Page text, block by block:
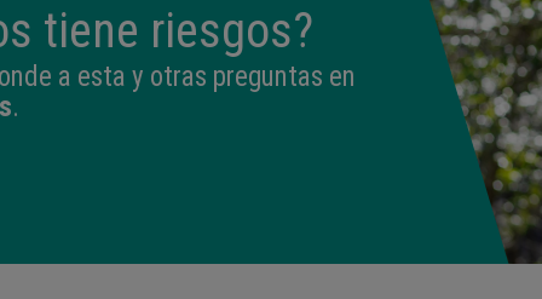
tiene riesgos?
a esta y otras preguntas en
.